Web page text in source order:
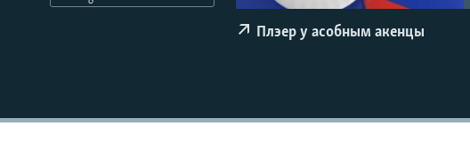
Плэер у асобным акенцы